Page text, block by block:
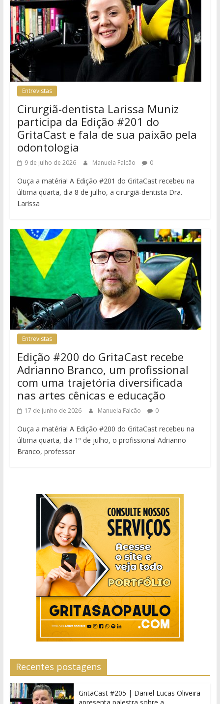
Entrevistas
Cirurgiã-dentista Larissa Muniz
participa da Edição #201 do
GritaCast e fala de sua paixão pela
odontologia
9 de julho de 2026 Manuela Falcão 0
Ouça a matéria! A Edição #201 do GritaCast recebeu na
última quarta, dia 8 de julho, a cirurgiã-dentista Dra.
Larissa
Entrevistas
Edição #200 do GritaCast recebe
Adrianno Branco, um profissional
com uma trajetória diversificada
nas artes cênicas e educação
17 de junho de 2026 Manuela Falcão 0
Ouça a matéria! A Edição #200 do GritaCast recebeu na
última quarta, dia 1º de julho, o profissional Adrianno
Branco, professor
Recentes postagens
GritaCast #205 | Daniel Lucas Oliveira
apresenta palestra sobre a